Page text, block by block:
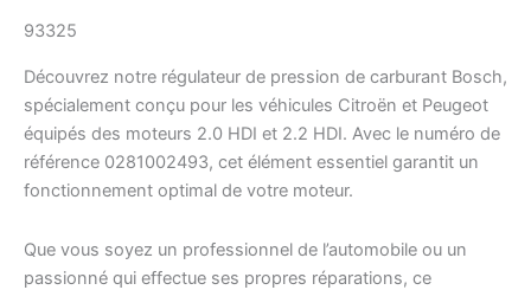
93325
Découvrez notre régulateur de pression de carburant Bosch,
spécialement conçu pour les véhicules Citroën et Peugeot
équipés des moteurs 2.0 HDI et 2.2 HDI. Avec le numéro de
référence 0281002493, cet élément essentiel garantit un
fonctionnement optimal de votre moteur.
Que vous soyez un professionnel de l’automobile ou un
passionné qui effectue ses propres réparations, ce